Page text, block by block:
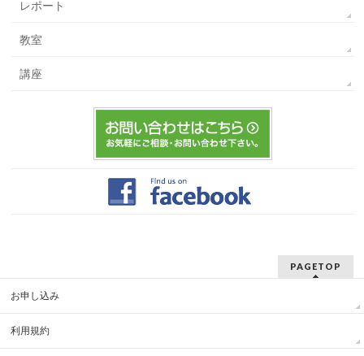
レポート
教室
講座
PAGETOP
お申し込み
利用規約